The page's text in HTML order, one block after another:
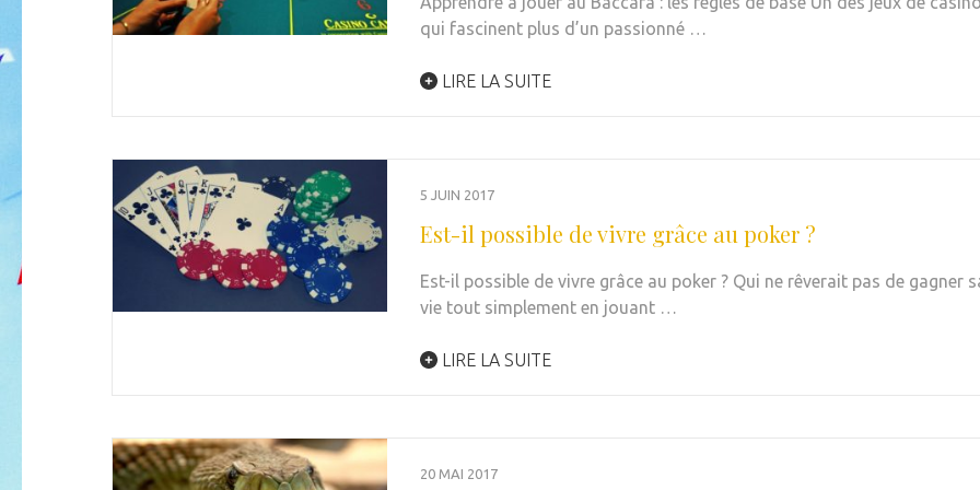
qui fascinent plus d’un passionné …
LIRE LA SUITE
5 JUIN 2017
Est-il possible de vivre grâce au poker ?
Est-il possible de vivre grâce au poker ? Qui ne rêverait pas de gagner
vie tout simplement en jouant …
LIRE LA SUITE
20 MAI 2017